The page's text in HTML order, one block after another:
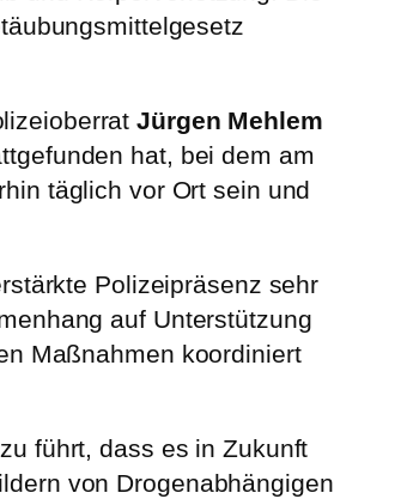
Jürgen Mehlem
hat, bei dem am
täglich vor Ort sein und
Polizeipräsenz sehr
auf Unterstützung
Maßnahmen koordiniert
führt, dass es in Zukunft
von Drogenabhängigen